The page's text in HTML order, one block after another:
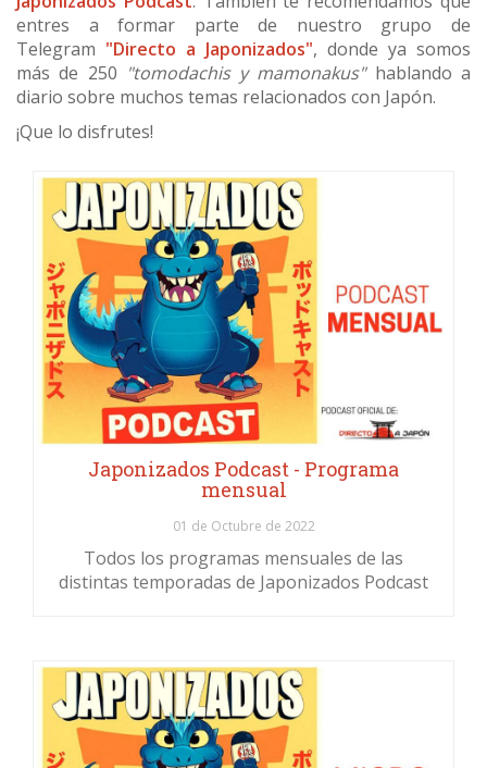
entres a formar parte de nuestro grupo de
Telegram "Directo a Japonizados", donde ya somos
más de 250 "tomodachis y mamonakus"hablando a
diario sobre muchos temas relacionados con Japón.
¡Que lo disfrutes!
Japonizados Podcast - Programa
mensual
01 de Octubre de 2022
Todos los programas mensuales de las
distintas temporadas de Japonizados Podcast